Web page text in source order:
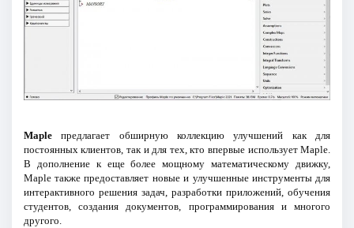
Mapleпредлагает обширную коллекцию улучшений как для
постоянных клиентов, так и для тех, кто впервые использует Maple.
В дополнение к еще более мощному математическому движку,
Maple также предоставляет новые и улучшенные инструменты для
интерактивного решения задач, разработки приложений, обучения
студентов, создания документов, программирования и многого
другого.